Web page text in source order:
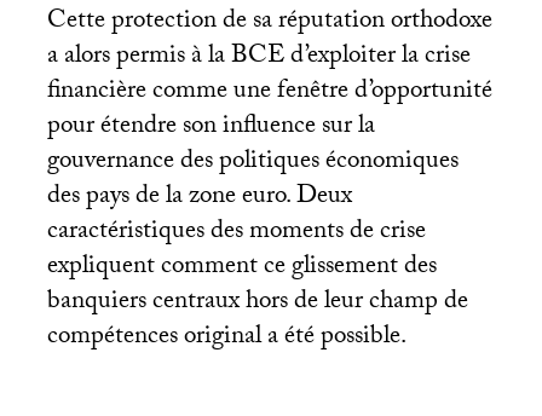
Cette protection de sa réputation orthodoxe
a alors permis à laBCEd’exploiter la crise
financière comme une fenêtre d’opportunité
pour étendre son influence sur la
gouvernance des politiques économiques
des pays de la zone euro. Deux
caractéristiques des moments de crise
expliquent comment ce glissement des
banquiers centraux hors de leur champ de
compétences original a été possible.